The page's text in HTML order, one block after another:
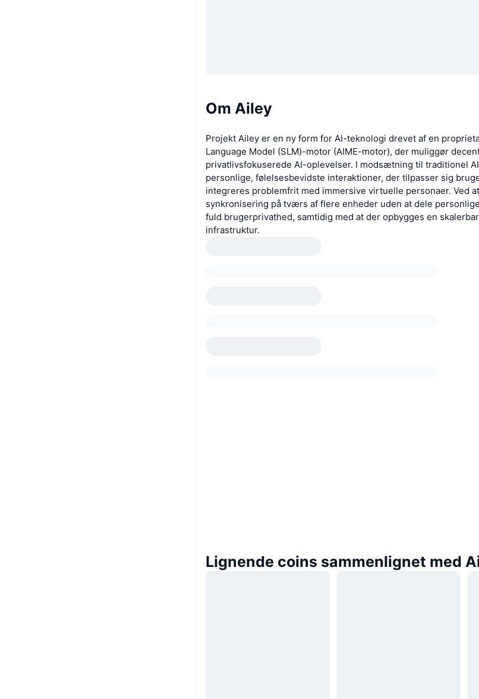
Om Ailey
Projekt Ailey er en ny form for AI-teknologi drevet af en
Language Model (SLM)-motor (AIME-motor), der muliggør
privatlivsfokuserede AI-oplevelser. I modsætning til traditionel
personlige, følelsesbevidste interaktioner, der tilpasser sig
integreres problemfrit med immersive virtuelle personaer. Ved
synkronisering på tværs af flere enheder uden at dele
fuld brugerprivathed, samtidig med at der opbygges en
infrastruktur.
Lignende coins sammenlignet med